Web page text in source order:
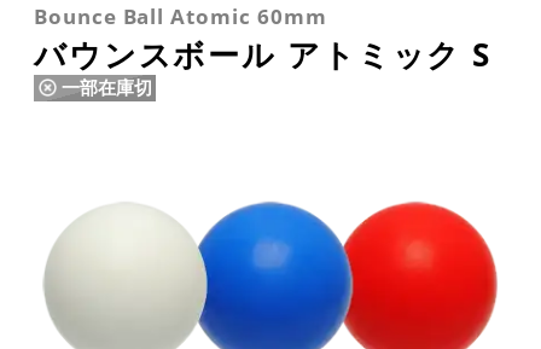
Bounce Ball Atomic 60mm
バウンスボール アトミック S
一部在庫切